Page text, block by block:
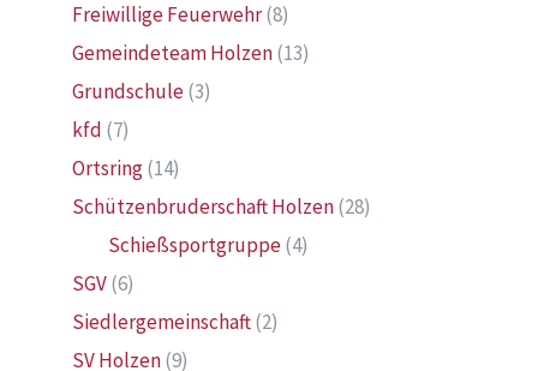
Freiwillige Feuerwehr(8)
Gemeindeteam Holzen(13)
Grundschule(3)
kfd (7)
Ortsring(14)
Schützenbruderschaft Holzen(28)
Schießsportgruppe(4)
SGV(6)
Siedlergemeinschaft(2)
SV Holzen(9)